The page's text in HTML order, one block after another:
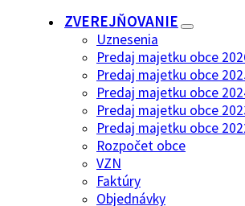
ZVEREJŇOVANIE
Uznesenia
Predaj majetku obce
Predaj majetku obce
Predaj majetku obce
Predaj majetku obce
Predaj majetku obce
Rozpočet obce
VZN
Faktúry
Objednávky